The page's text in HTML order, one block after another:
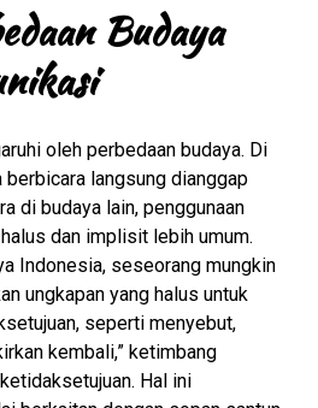
Budaya
oleh perbedaan budaya. Di
berbicara langsung dianggap
di budaya lain, penggunaan
dan implisit lebih umum.
Indonesia, seseorang mungkin
ungkapan yang halus untuk
seperti menyebut,
kembali,” ketimbang
Hal ini